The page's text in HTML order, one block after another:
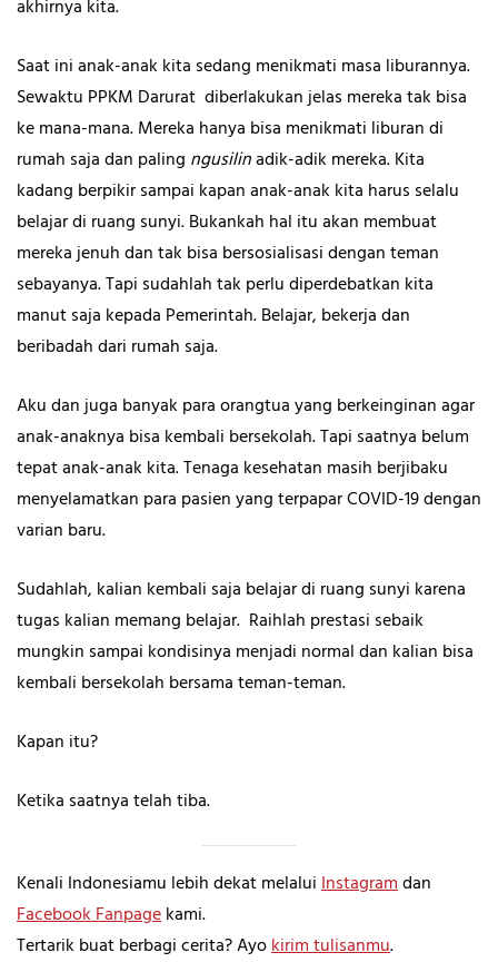
akhirnya kita.
Saat ini anak-anak kita sedang menikmati masa liburannya.
Sewaktu PPKM Darurat diberlakukan jelas mereka tak bisa
ke mana-mana. Mereka hanya bisa menikmati liburan di
rumah saja dan paling ngusilinadik-adik mereka. Kita
kadang berpikir sampai kapan anak-anak kita harus selalu
belajar di ruang sunyi. Bukankah hal itu akan membuat
mereka jenuh dan tak bisa bersosialisasi dengan teman
sebayanya. Tapi sudahlah tak perlu diperdebatkan kita
manut saja kepada Pemerintah. Belajar, bekerja dan
beribadah dari rumah saja.
Aku dan juga banyak para orangtua yang berkeinginan agar
anak-anaknya bisa kembali bersekolah. Tapi saatnya belum
tepat anak-anak kita. Tenaga kesehatan masih berjibaku
menyelamatkan para pasien yang terpapar COVID-19 dengan
varian baru.
Sudahlah, kalian kembali saja belajar di ruang sunyi karena
tugas kalian memang belajar. Raihlah prestasi sebaik
mungkin sampai kondisinya menjadi normal dan kalian bisa
kembali bersekolah bersama teman-teman.
Kapan itu?
Ketika saatnya telah tiba.
Kenali Indonesiamu lebih dekat melaluiInstagramdan
Facebook Fanpagekami.
Tertarik buat berbagi cerita? Ayokirim tulisanmu.